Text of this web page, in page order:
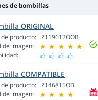
de bombillas
ORIGINAL
de producto:
de imagen:
Z119612OOB
COMPATIBLE
de producto:
de imagen:
Z146815OB